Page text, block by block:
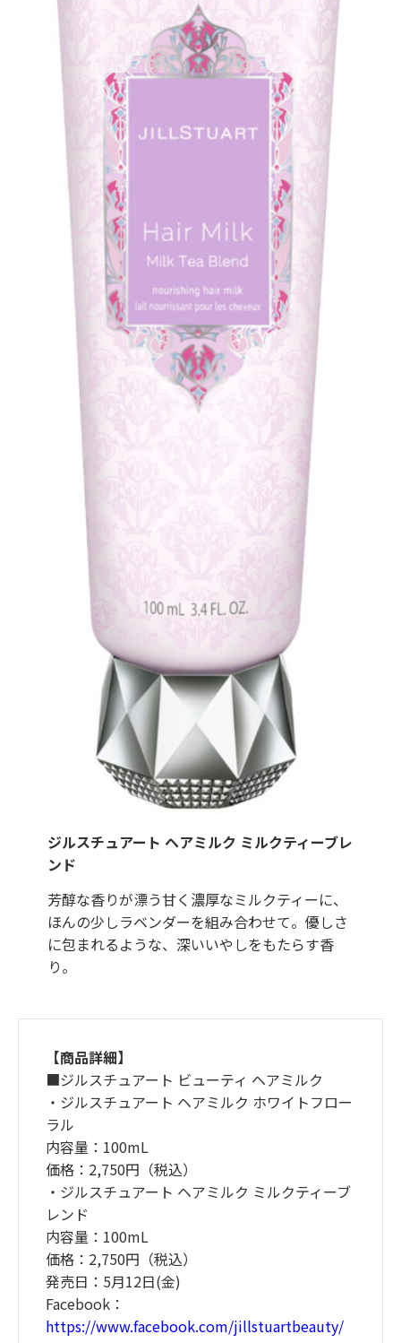
ジルスチュアート ヘアミルク ミルクティーブレ
ンド
芳醇な香りが漂う甘く濃厚なミルクティーに、
ほんの少しラベンダーを組み合わせて。優しさ
に包まれるような、深いいやしをもたらす香
り。
【商品詳細】
■ジルスチュアート ビューティ ヘアミルク
・ジルスチュアート ヘアミルク ホワイトフロー
ラル
内容量：100mL
価格：2,750円（税込）
・ジルスチュアート ヘアミルク ミルクティーブ
レンド
内容量：100mL
価格：2,750円（税込）
発売日：5月12日(金)
Facebook：
https://www.facebook.com/jillstuartbeauty/